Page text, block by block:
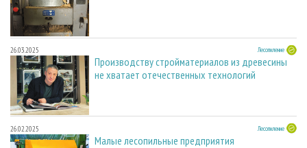
26.03.2025 Лесопиление
Производству стройматериалов из древесины
не хватает отечественных технологий
26.02.2025 Лесопиление
Малые лесопильные предприятия